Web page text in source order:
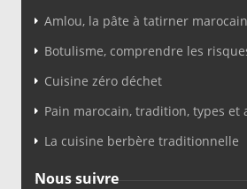
Amlou, la pâte à tatirner
Botulisme, comprendre les
Cuisine zéro déchet
Pain marocain, tradition, types et
La cuisine berbère traditionnelle
Nous suivre